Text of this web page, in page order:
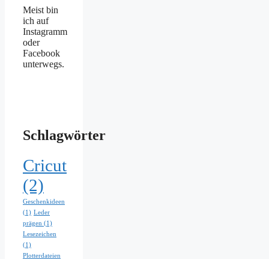
Meist bin
ich auf
Instagramm
oder
Facebook
unterwegs.
Schlagwörter
Cricut
(2)
Geschenkideen
(1) Leder
prägen (1)
Lesezeichen
(1)
Plotterdateien